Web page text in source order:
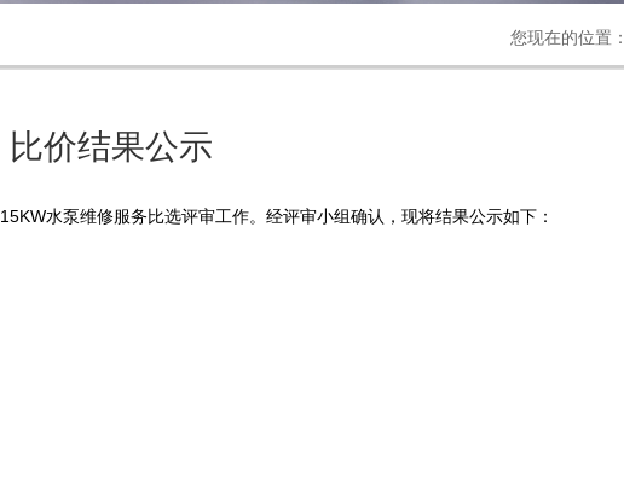
您现在的位置：
比价结果公示
15KW水泵维修服务比选评审工作。经评审小组确认，现将结果公示如下：